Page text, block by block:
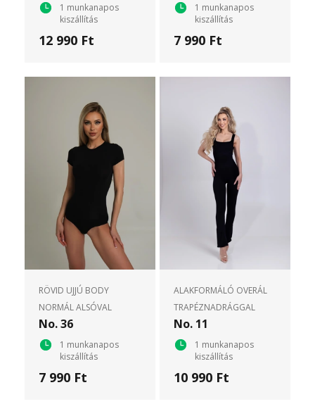
1 munkanapos
kiszállítás
12 990 Ft
1 munkanapos
kiszállítás
7 990 Ft
RÖVID UJJÚ BODY
NORMÁL ALSÓVAL
No. 36
1 munkanapos
kiszállítás
7 990 Ft
ALAKFORMÁLÓ OVERÁL
TRAPÉZNADRÁGGAL
No. 11
1 munkanapos
kiszállítás
10 990 Ft